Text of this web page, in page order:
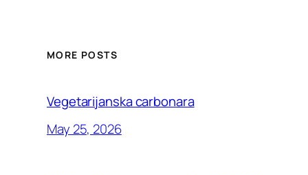
MORE POSTS
Vegetarijanska carbonara
May 25, 2026